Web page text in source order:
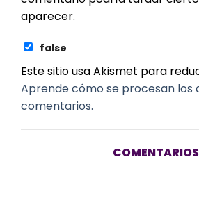
aparecer.
false
Este sitio usa Akismet para
Aprende cómo se procesan los
comentarios.
COMENTARIOS